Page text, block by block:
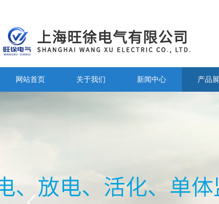
网站首页 关于我们 新闻中心 产品